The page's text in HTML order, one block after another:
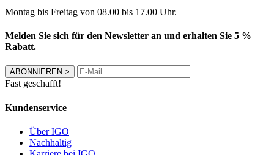
Montag bis Freitag von 08.00 bis 17.00 Uhr.
Melden Sie sich für den Newsletter an und erhalten Sie 5 %
Rabatt.
ABONNIEREN >
Fast geschafft!
Kundenservice
Über IGO
Nachhaltig